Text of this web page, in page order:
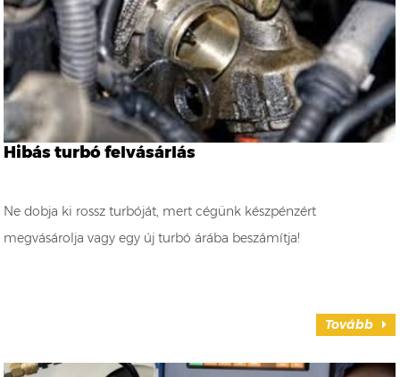
Hibás turbó felvásárlás
Ne dobja ki rossz turbóját, mert cégünk készpénzért
megvásárolja vagy egy új turbó árába beszámítja!
Tovább